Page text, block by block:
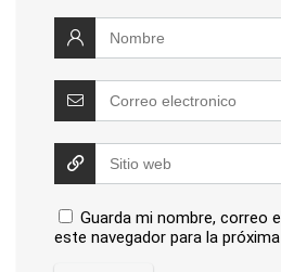
Guarda mi nombre, correo
este navegador para la